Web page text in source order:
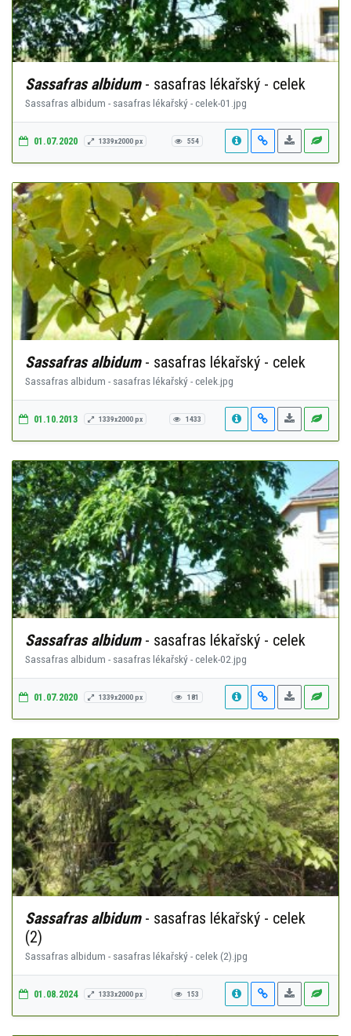
Sassafras albidum- sasafras lékařský - celek
Sassafras albidum - sasafras lékařský - celek-01.jpg
01.07.2020 1339x2000 px 554
Sassafras albidum- sasafras lékařský - celek
Sassafras albidum - sasafras lékařský - celek.jpg
01.10.2013 1339x2000 px 1433
Sassafras albidum- sasafras lékařský - celek
Sassafras albidum - sasafras lékařský - celek-02.jpg
01.07.2020 1339x2000 px 181
Sassafras albidum- sasafras lékařský - celek
(2)
Sassafras albidum - sasafras lékařský - celek (2).jpg
01.08.2024 1333x2000 px 153